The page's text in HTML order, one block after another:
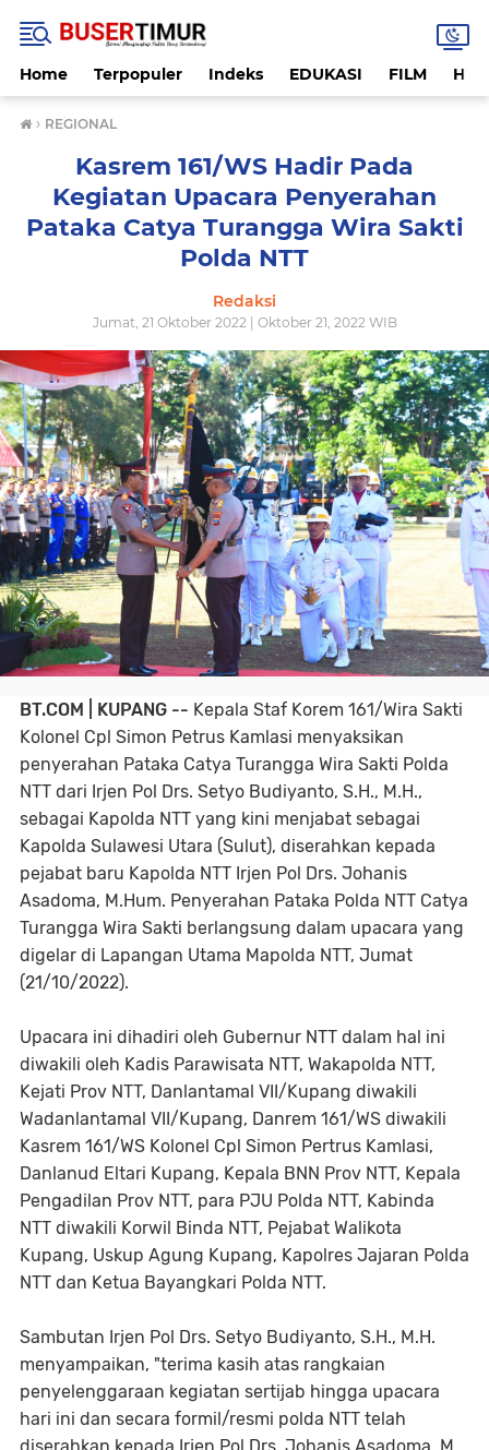
Home Terpopuler Indeks EDUKASI FILM
› REGIONAL
Kasrem 161/WS Hadir Pada
Kegiatan Upacara Penyerahan
Pataka Catya Turangga Wira Sakti
Polda NTT
Redaksi
Jumat, 21 Oktober 2022 | Oktober 21, 2022 WIB
BT.COM | KUPANG -- Kepala Staf Korem 161/Wira Sakti
Kolonel Cpl Simon Petrus Kamlasi menyaksikan
penyerahan Pataka Catya Turangga Wira Sakti Polda
NTT dari Irjen Pol Drs. Setyo Budiyanto, S.H., M.H.,
sebagai Kapolda NTT yang kini menjabat sebagai
Kapolda Sulawesi Utara (Sulut), diserahkan kepada
pejabat baru Kapolda NTT Irjen Pol Drs. Johanis
Asadoma, M.Hum. Penyerahan Pataka Polda NTT Catya
Turangga Wira Sakti berlangsung dalam upacara yang
digelar di Lapangan Utama Mapolda NTT, Jumat
(21/10/2022).
Upacara ini dihadiri oleh Gubernur NTT dalam hal ini
diwakili oleh Kadis Parawisata NTT, Wakapolda NTT,
Kejati Prov NTT, Danlantamal VII/Kupang diwakili
Wadanlantamal VII/Kupang, Danrem 161/WS diwakili
Kasrem 161/WS Kolonel Cpl Simon Pertrus Kamlasi,
Danlanud Eltari Kupang, Kepala BNN Prov NTT, Kepala
Pengadilan Prov NTT, para PJU Polda NTT, Kabinda
NTT diwakili Korwil Binda NTT, Pejabat Walikota
Kupang, Uskup Agung Kupang, Kapolres Jajaran Polda
NTT dan Ketua Bayangkari Polda NTT.
Sambutan Irjen Pol Drs. Setyo Budiyanto, S.H., M.H.
menyampaikan, "terima kasih atas rangkaian
penyelenggaraan kegiatan sertijab hingga upacara
hari ini dan secara formil/resmi polda NTT telah